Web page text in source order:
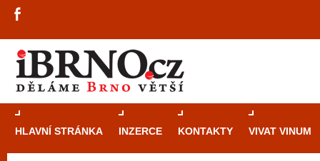
HLAVNÍ STRÁNKA INZERCE KONTAKTY VIVAT VINUM